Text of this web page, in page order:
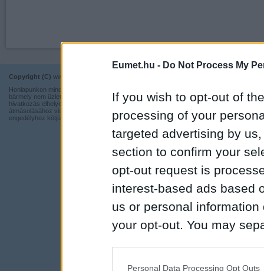
Eumet.hu - Do Not Process My
If you wish to opt-out of
processing of your
targeted advertising by
section to confirm your
opt-out request is
interest-based ads based
us or personal
your opt-out. You may
Personal Data Processing Opt Outs
Copyright (C) www.eumet.hu Minden jog fenntartva.
Honlapunkon minden információ szabadon és ingyen használható,
bármely nem üzleti tevékenységhez a forrás pontos megjelölésével,
hivatkozás elhelyezésével. Részeinek más honlapra történő
átmásolásához viszont nem járulunk hozzá, illetve írásos
engedélyhez kötjük.
Kapcsolat